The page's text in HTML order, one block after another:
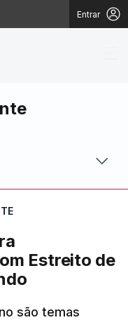
Entrar
Estreito de
são temas